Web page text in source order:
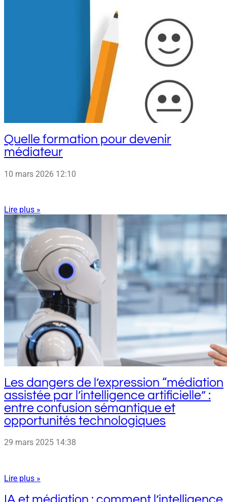
Quelle formation pour devenir
médiateur
10 mars 2026 12:10
Lire plus »
Les dangers de l’expression “médiation
assistée par l’intelligence artificielle” :
entre confusion sémantique et
opportunités technologiques
29 mars 2025 14:38
Lire plus »